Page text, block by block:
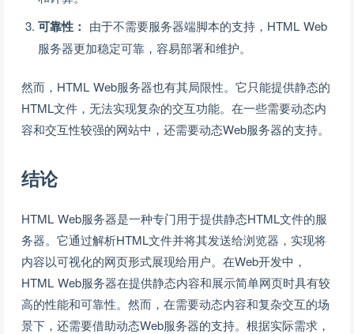
可靠性： 由于不需要服务器端脚本的支持，HTML Web
服务器更加稳定可靠，容易部署和维护。
然而，HTML Web服务器也有其局限性。它只能提供静态的
HTML文件，无法实现复杂的交互功能。在一些需要动态内
容和交互性较强的网站中，还需要动态Web服务器的支持。
结论
HTML Web服务器是一种专门用于提供静态HTML文件的服
务器。它通过解析HTML文件并将其发送给浏览器，实现将
内容以可视化的网页形式展现给用户。在Web开发中，
HTML Web服务器在提供静态内容和展示简单网页时具有较
高的性能和可靠性。然而，在需要动态内容和复杂交互的场
景下，还需要借助动态Web服务器的支持。根据实际需求，